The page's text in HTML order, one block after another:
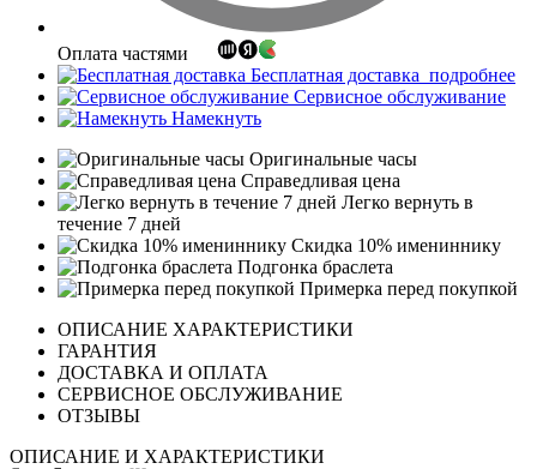
Оплата частями
Бесплатная доставка подробнее
Сервисное обслуживание
Намекнуть
Оригинальные часы
Справедливая цена
Легко вернуть в
течение 7 дней
Скидка 10% имениннику
Подгонка браслета
Примерка перед покупкой
ОПИСАНИЕ ХАРАКТЕРИСТИКИ
ГАРАНТИЯ
ДОСТАВКА И ОПЛАТА
СЕРВИСНОЕ ОБСЛУЖИВАНИЕ
ОТЗЫВЫ
ОПИСАНИЕ И ХАРАКТЕРИСТИКИ